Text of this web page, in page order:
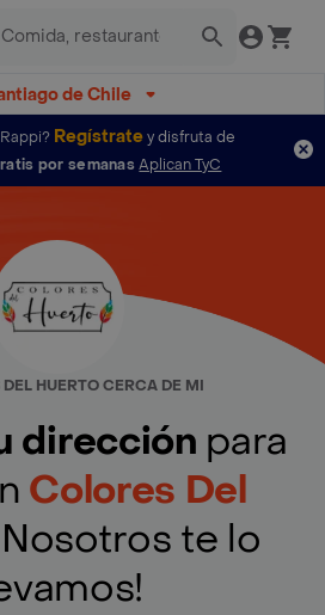
de Chile
Regístratey disfruta de
por semanas Aplican TyC
HUERTO CERCA DE MI
dirección para
Colores Del
te lo